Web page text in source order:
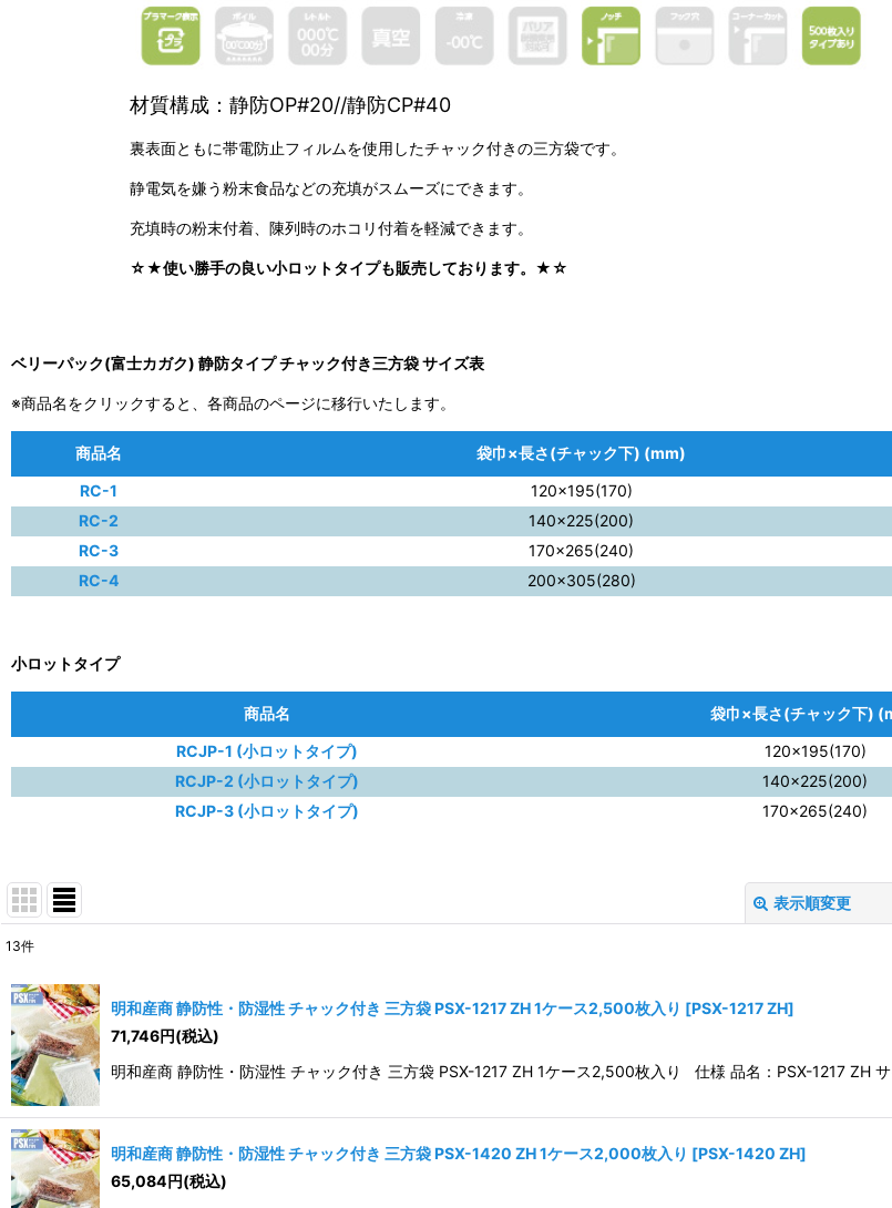
材質構成：静防OP#20//静防CP#40
裏表面ともに帯電防止フィルムを使用したチャック付きの三方袋です。
静電気を嫌う粉末食品などの充填がスムーズにできます。
充填時の粉末付着、陳列時のホコリ付着を軽減できます。
☆★使い勝手の良い小ロットタイプも販売しております。★☆
ベリーパック(富士カガク) 静防タイプ チャック付き三方袋 サイズ表
※商品名をクリックすると、各商品のページに移行いたします。
商品名 袋巾×長さ(チャック下) (mm)
RC-1
120×195(170)
RC-2
140×225(200)
RC-3
170×265(240)
RC-4
200×305(280)
小ロットタイプ
商品名 袋巾×長さ(チャック下)
RCJP-1 (小ロットタイプ)
120×195(170)
RCJP-2 (小ロットタイプ)
140×225(200)
RCJP-3 (小ロットタイプ)
170×265(240)
表示順変更
並び順:
13件
明和産商 静防性・防湿性 チャック付き 三方袋 PSX-1217 ZH 1ケース2,500枚入り [PSX-1217 ZH]
71,746円(税込)
明和産商 静防性・防湿性 チャック付き 三方袋 PSX-1217 ZH 1ケース2,500枚入り 仕様 品名：PSX-1217 ZH
明和産商 静防性・防湿性 チャック付き 三方袋 PSX-1420 ZH 1ケース2,000枚入り [PSX-1420 ZH]
65,084円(税込)